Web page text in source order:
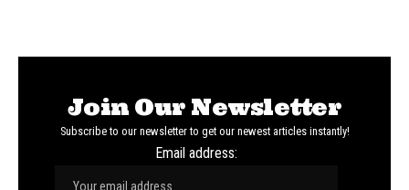
Join Our Newsletter
Subscribe to our newsletter to get our newest articles instantly!
Email address: